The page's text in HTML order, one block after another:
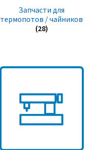
Запчасти для
термопотов / чайников
(28)